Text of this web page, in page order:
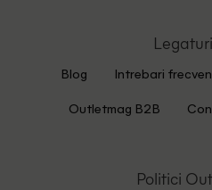
Blog Intrebari
Outletmag B2B
Politici